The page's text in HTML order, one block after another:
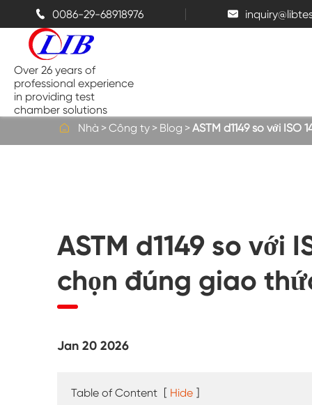
 0086-29-68918976 
Over 26 years of
professional experience
in providing test
chamber solutions
Buồng nhiệt
Buồng phun muối
Buồng thử mưa
 Nhà Công ty Blog ASTM d1149 so với
ASTM d1149 so với
chọn đúng giao
Jan 20 2026
Table of Content [ Hide ]